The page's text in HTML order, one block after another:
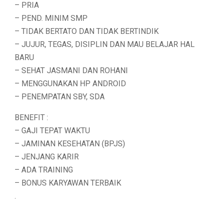
– PRIA
– PEND. MINIM SMP
– TIDAK BERTATO DAN TIDAK BERTINDIK
– JUJUR, TEGAS, DISIPLIN DAN MAU BELAJAR HAL
BARU
– SEHAT JASMANI DAN ROHANI
– MENGGUNAKAN HP ANDROID
– PENEMPATAN SBY, SDA
BENEFIT :
– GAJI TEPAT WAKTU
– JAMINAN KESEHATAN (BPJS)
– JENJANG KARIR
– ADA TRAINING
– BONUS KARYAWAN TERBAIK
.